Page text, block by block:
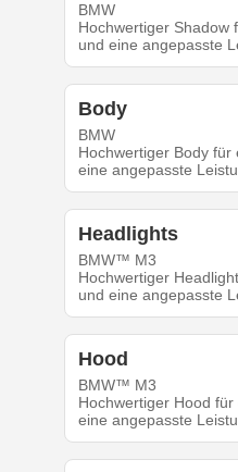
BMW
Hochwertiger Shadow
und eine angepasste
Body
BMW
Hochwertiger Body für
eine angepasste
Headlights
BMW™ M3
Hochwertiger
und eine angepasste
Hood
BMW™ M3
Hochwertiger Hood
eine angepasste